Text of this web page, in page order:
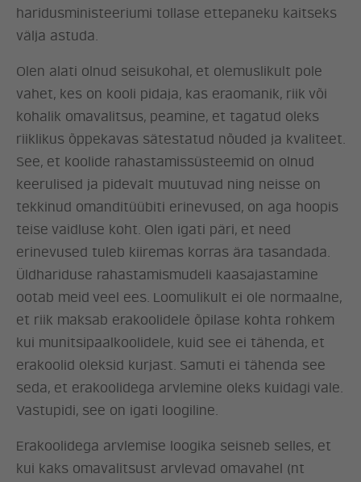
haridusministeeriumi tollase ettepaneku kaitseks
välja astuda.
Olen alati olnud seisukohal, et olemuslikult pole
vahet, kes on kooli pidaja, kas eraomanik, riik või
kohalik omavalitsus, peamine, et tagatud oleks
riiklikus õppekavas sätestatud nõuded ja kvaliteet.
See, et koolide rahastamissüsteemid on olnud
keerulised ja pidevalt muutuvad ning neisse on
tekkinud omanditüübiti erinevused, on aga hoopis
teise vaidluse koht. Olen igati päri, et need
erinevused tuleb kiiremas korras ära tasandada.
Üldhariduse rahastamismudeli kaasajastamine
ootab meid veel ees. Loomulikult ei ole normaalne,
et riik maksab erakoolidele õpilase kohta rohkem
kui munitsipaalkoolidele, kuid see ei tähenda, et
erakoolid oleksid kurjast. Samuti ei tähenda see
seda, et erakoolidega arvlemine oleks kuidagi vale.
Vastupidi, see on igati loogiline.
Erakoolidega arvlemise loogika seisneb selles, et
kui kaks omavalitsust arvlevad omavahel (nt